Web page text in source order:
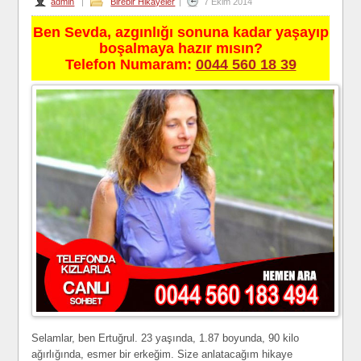
Ben Sevda, azgınlığı sonuna kadar yaşayıp
boşalmaya hazır mısın?
Telefon Numaram: 0044 560 18 39
Selamlar, ben Ertuğrul. 23 yaşında, 1.87 boyunda, 90 kilo
ağırlığında, esmer bir erkeğim. Size anlatacağım hikaye